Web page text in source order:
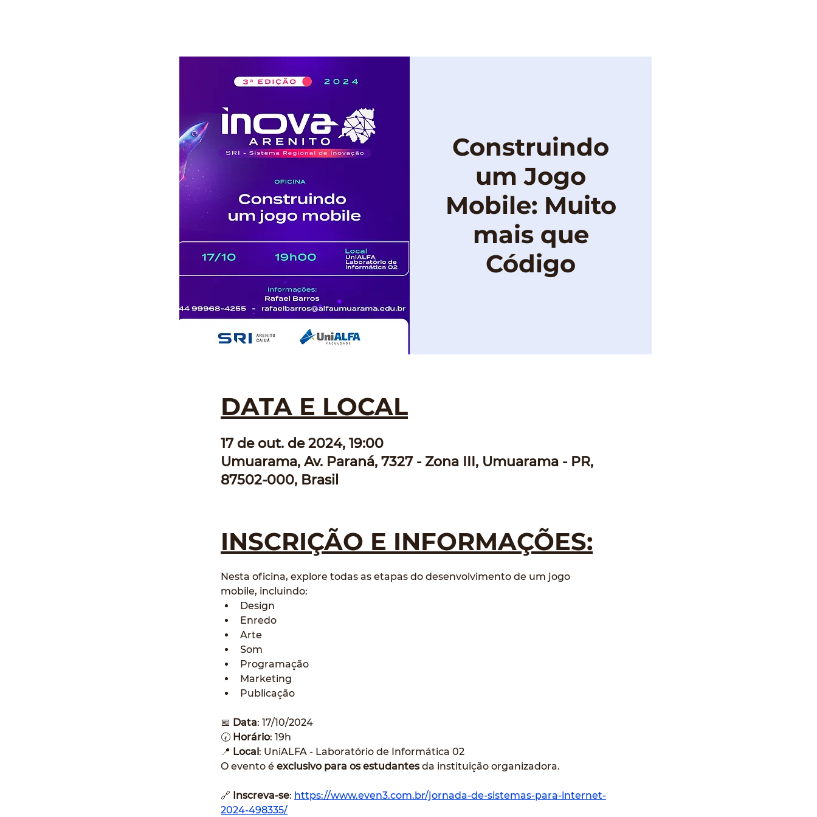
Construindo
um Jogo
Mobile: Muito
mais que
Código
DATA E LOCAL
17 de out. de 2024, 19:00
Umuarama, Av. Paraná, 7327 - Zona III, Umuarama - PR,
87502-000, Brasil
INSCRIÇÃO E INFORMAÇÕES:
Nesta oficina, explore todas as etapas do desenvolvimento de um jogo
mobile, incluindo:
Design
Enredo
Arte
Som
Programação
Marketing
Publicação
📅 Data: 17/10/2024
🕢 Horário: 19h
📍 Local: UniALFA - Laboratório de Informática 02
O evento é exclusivo para os estudantes da instituição organizadora.
🔗 Inscreva-se: https://www.even3.com.br/jornada-de-sistemas-para-internet-
2024-498335/